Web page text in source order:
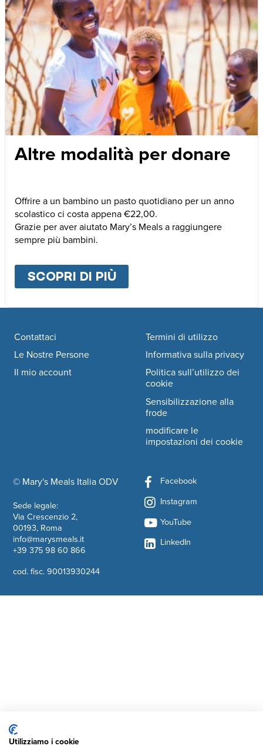
Altre modalità per donare
Offrire a un bambino un pasto quotidiano per un anno
scolastico ci costa appena €22,00.
Grazie per aver aiutato Mary’s Meals a raggiungere
sempre più bambini.
SCOPRI DI PIÙABOUT
Footer navigation
© Mary's Meals Italia ODVcompany information
Sede legale:
Via Crescenzio 2,
00193, Roma
info@marysmeals.it
+39 375 98 60 866
cod. fisc. 90013930244
Contattaci
Le Nostre Persone
Il mio account
Termini di utilizzo
Informativa sulla privacy
Politica sull’utilizzo dei
cookie
Sensibilizzazione alla
frode
modificare le
impostazioni dei cookie
Facebook
Instagram
YouTube
LinkedIn
Utilizziamo i cookie